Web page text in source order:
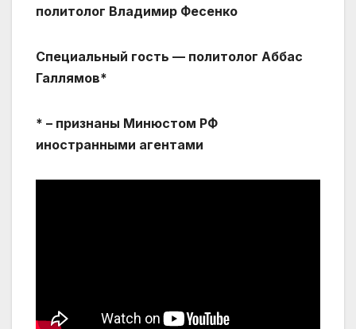
политолог Владимир Фесенко
Специальный гость — политолог Аббас
Галлямов*
* – признаны Минюстом РФ
иностранными агентами